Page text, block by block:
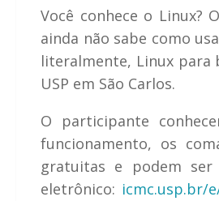
Você conhece o Linux?
ainda não sabe como
literalmente, Linux para
USP em São Carlos.
O participante
funcionamento, os
gratuitas e podem
eletrônico: icmc.usp.br/